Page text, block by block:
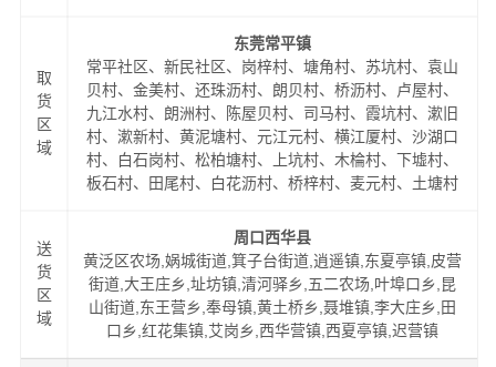
取
货
区
域
东莞常平镇
常平社区、新民社区、岗梓村、塘角村、苏坑村、袁山
贝村、金美村、还珠沥村、朗贝村、桥沥村、卢屋村、
九江水村、朗洲村、陈屋贝村、司马村、霞坑村、漱旧
村、漱新村、黄泥塘村、元江元村、横江厦村、沙湖口
村、白石岗村、松柏塘村、上坑村、木棆村、下墟村、
板石村、田尾村、白花沥村、桥梓村、麦元村、土塘村
送
货
区
域
周口西华县
黄泛区农场,娲城街道,箕子台街道,逍遥镇,东夏亭镇,皮营
街道,大王庄乡,址坊镇,清河驿乡,五二农场,叶埠口乡,昆
山街道,东王营乡,奉母镇,黄土桥乡,聂堆镇,李大庄乡,田
口乡,红花集镇,艾岗乡,西华营镇,西夏亭镇,迟营镇